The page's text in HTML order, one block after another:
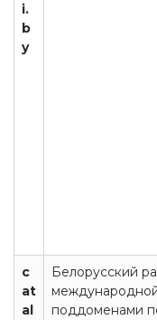
i.
b
y
c
at
al
Белорусский
поддоменами